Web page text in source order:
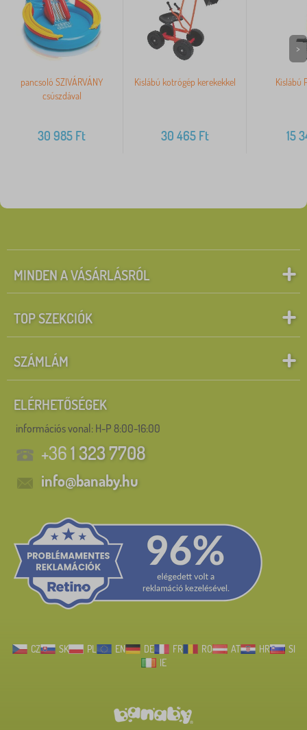
pancsoló SZIVÁRVÁNY
csúszdával
30 985 Ft
Kislábú kotrógép kerekekkel
30 465 Ft
Kislábú
15
>
MINDEN A VÁSÁRLÁSRÓL
TOP SZEKCIÓK
SZÁMLÁM
ELÉRHETŐSÉGEK
információs vonal: H-P 8:00-16:00
+361 323 7708
info@banaby.hu
CZ SK PL EN DE FR RO AT HR
SI
IE